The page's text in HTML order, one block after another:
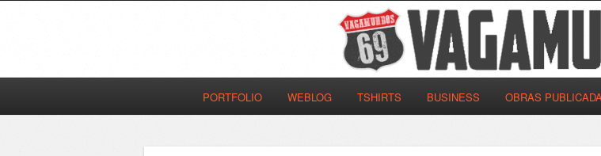
PORTFOLIO WEBLOG TSHIRTS BUSINESS OBRAS